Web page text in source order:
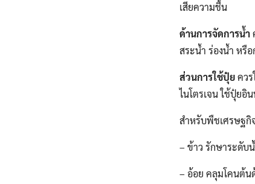
เสียความชื้น
ด้านการจัดการน้ำ
สระน้ำ ร่องน้ำ หรื
ส่วนการใช้ปุ๋ยคว
ไนโตรเจน ใช้ปุ๋ยอิ
สำหรับพืชเศรษฐกิ
– ข้าว รักษาระดับ
– อ้อย คลุมโคนต้น